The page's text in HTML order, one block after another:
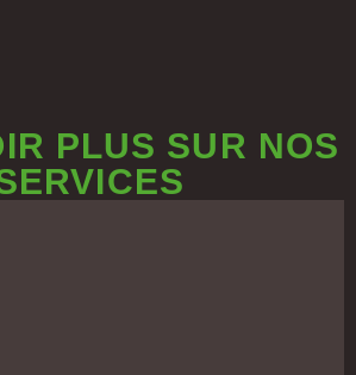
PLUS SUR NOS